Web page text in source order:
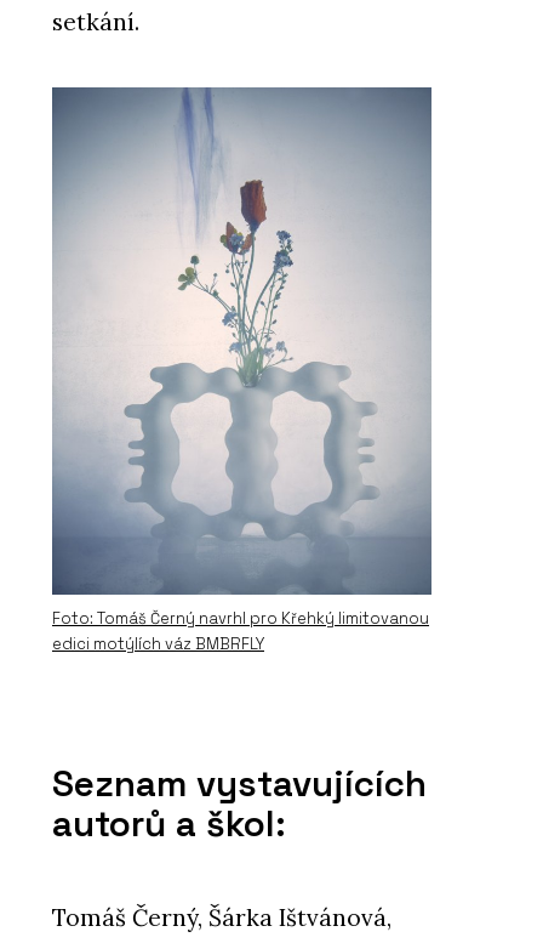
setkání.
Foto: Tomáš Černý navrhl pro Křehký limitovanou
edici motýlích váz BMBRFLY
Seznam vystavujících
autorů a škol:
Tomáš Černý, Šárka Ištvánová,